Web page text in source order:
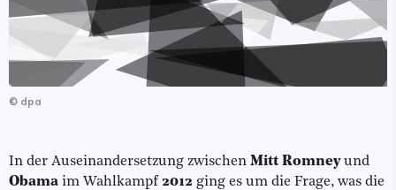
© dpa
In der Auseinandersetzung zwischen Mitt Romneyund
Obama im Wahlkampf 2012 ging es um die Frage, was die